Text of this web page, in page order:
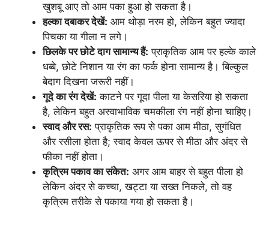
खुशबू आए तो आम पका हुआ हो सकता है।
हल्का दबाकर देखें: आम थोड़ा नरम हो, लेकिन बहुत ज्यादा
पिचका या गीला न लगे।
छिलके पर छोटे दाग सामान्य हैं: प्राकृतिक आम पर हल्के काले
धब्बे, छोटे निशान या रंग का फर्क होना सामान्य है। बिल्कुल
बेदाग दिखना जरूरी नहीं।
गूदे का रंग देखें: काटने पर गूदा पीला या केसरिया हो सकता
है, लेकिन बहुत अस्वाभाविक चमकीला रंग नहीं होना चाहिए।
स्वाद और रस: प्राकृतिक रूप से पका आम मीठा, सुगंधित
और रसीला होता है; स्वाद केवल ऊपर से मीठा और अंदर से
फीका नहीं होता।
कृत्रिम पकाव का संकेत: अगर आम बाहर से बहुत पीला हो
लेकिन अंदर से कच्चा, खट्टा या सख्त निकले, तो वह
कृत्रिम तरीके से पकाया गया हो सकता है।